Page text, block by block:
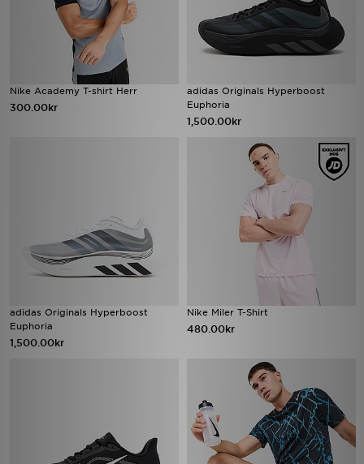
Nike Academy T-shirt Herr
300.00kr
adidas Originals Hyperboost
Euphoria
1,500.00kr
adidas Originals Hyperboost
Euphoria
1,500.00kr
Nike Miler T-Shirt
480.00kr